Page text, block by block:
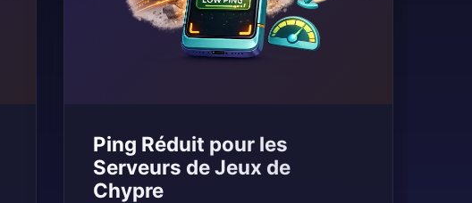
Ping Réduit pour les
Serveurs de Jeux de
Chypre